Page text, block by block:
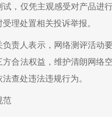
试，仅凭主观感受对产品进
理处置相关投诉举报。
负责人表示，网络测评活动
合法权益，维护清朗网络
查处违法违规行为。
范